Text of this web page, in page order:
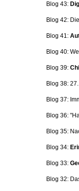
Blog 43:
Blog 42:
Blog 41:
Blog 40:
Blog 39:
Blog 38:
Blog 37:
Blog 36:
Blog 35:
Blog 34:
Blog 33:
Blog 32: